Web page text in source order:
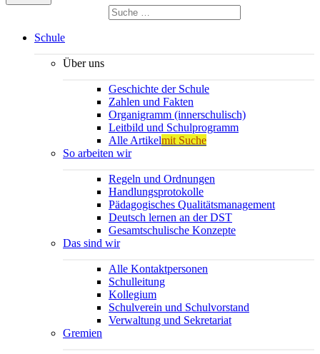
Suchen
nach:
Schule
Über uns
Geschichte der Schule
Zahlen und Fakten
Organigramm (innerschulisch)
Leitbild und Schulprogramm
Alle Artikelmit Suche
So arbeiten wir
Regeln und Ordnungen
Handlungsprotokolle
Pädagogisches Qualitätsmanagement
Deutsch lernen an der DST
Gesamtschulische Konzepte
Das sind wir
Alle Kontaktpersonen
Schulleitung
Kollegium
Schulverein und Schulvorstand
Verwaltung und Sekretariat
Gremien